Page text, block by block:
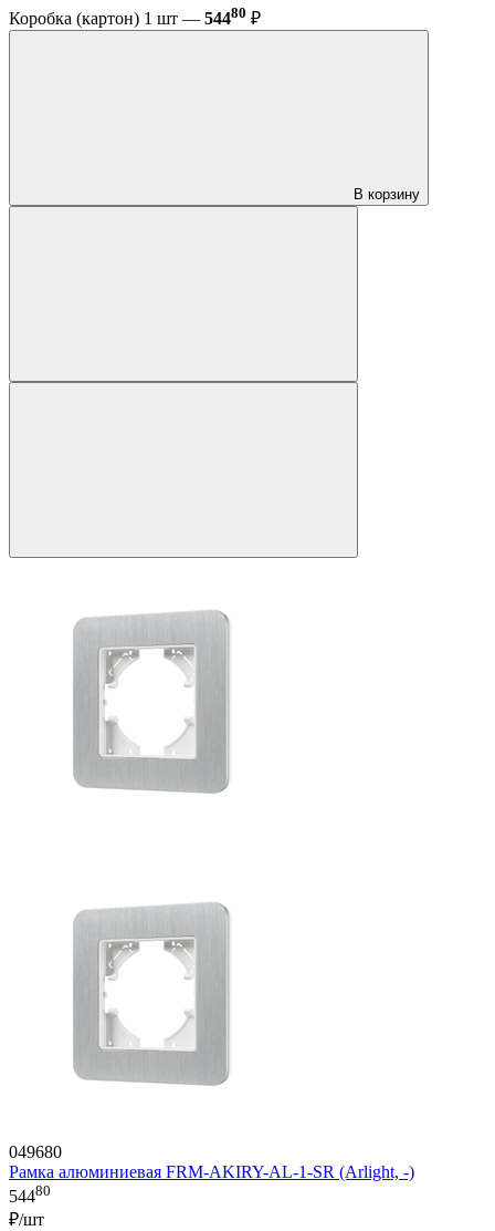
Коробка (картон) 1 шт — 54480 ₽
В корзину
049680
Рамка алюминиевая FRM-AKIRY-AL-1-SR (Arlight, -)
54480
₽/шт